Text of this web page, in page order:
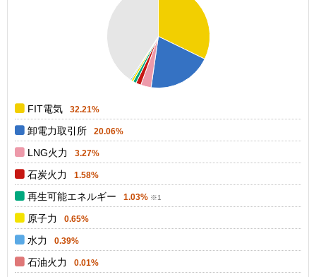
FIT電気 32.21%
卸電力取引所 20.06%
LNG火力 3.27%
石炭火力 1.58%
再生可能エネルギー 1.03%
原子力 0.65%
水力 0.39%
石油火力 0.01%